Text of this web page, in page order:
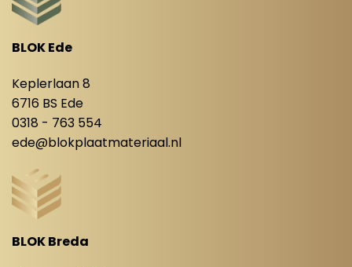
BLOK Ede
Keplerlaan 8
6716 BS Ede
0318 - 763 554
ede@blokplaatmateriaal.nl
BLOK Breda